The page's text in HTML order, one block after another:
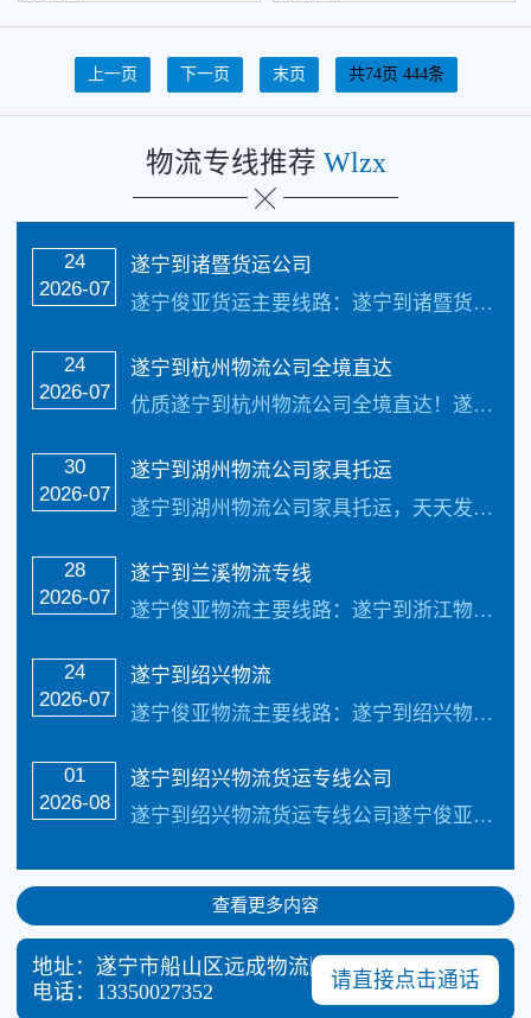
上一页 下一页 末页 共74页 444条
物流专线推荐 Wlzx
24
2026-07
遂宁到诸暨货运公司
遂宁俊亚货运主要线路：遂宁到诸暨货运公司全境直达专线，天天发车24小时服务热线电话：（133-5002-3601）2-3天可以安全把货物送货到以下地址：杭州市、宁波市、温州市、嘉兴市、湖州市、绍兴市、金华市、衢州市、舟山市、台州市、丽水市。22个县级市：建德市、富阳市、临安市、余姚市、慈溪市、奉化市、瑞安市、乐清市、海...…
24
2026-07
遂宁到杭州物流公司全境直达
优质遂宁到杭州物流公司全境直达！遂宁到杭州物流公司专线是遂宁俊亚物流公司的物流货运专线。天天发车，两至三天可送货到达以下地点：杭州、湖州、绍兴、宁波、嘉兴、丽水…
30
2026-07
遂宁到湖州物流公司家具托运
遂宁到湖州物流公司家具托运，天天发车，1-2天可到达以下地点：德清县、长兴县、安吉县、吴兴区、南浔区致力于打造普及全国健全的零担物流及整车物流网路，实现门到门物…
28
2026-07
遂宁到兰溪物流专线
遂宁俊亚物流主要线路：遂宁到浙江物流专线全境直达，直达区域：杭州市、宁波市、温州市、嘉兴市、湖州市、绍兴市、金华市、衢州市、舟山市、台州市、丽水市。22个县级市：建德市、富阳市、临安市、余姚市、慈溪市、奉化市、瑞安市、乐清市、海宁市、平湖市、桐乡市、诸暨市、上虞市、嵊州市、兰溪市、义乌市、东阳市、永康市、江...…
24
2026-07
遂宁到绍兴物流
遂宁俊亚物流主要线路：遂宁到绍兴物流全境直达专线，【简单快捷，专线直达，天天发车】天天发车24小时服务热线电话：（133-5002-3601）2-3天可以安全把…
01
2026-08
遂宁到绍兴物流货运专线公司
遂宁到绍兴物流货运专线公司遂宁俊亚物流主要线路：遂宁到绍兴物流专线全境直达，直达区域：越城区、柯桥区、上虞区、新昌县、嵊州市、诸暨市天天发车24小时服务热线电话：（133-5002-3601）2-3天可以安全把货物送货到致力于打造最优质的遂宁到绍兴物流专线公司服务。 遂宁到绍兴物流货运专线公司具体操作流程： ...…
查看更多内容
请直接点击通话
地址：遂宁市船山区远成物流园5栋118号
电话： 13350027352